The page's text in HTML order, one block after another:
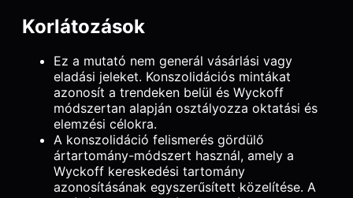
Korlátozások
Ez a mutató nem generál vásárlási vagy
eladási jeleket. Konszolidációs mintákat
azonosít a trendeken belül és Wyckoff
módszertan alapján osztályozza oktatási és
elemzési célokra.
A konszolidáció felismerés gördülő
ártartomány-módszert használ, amely a
Wyckoff kereskedési tartomány
azonosításának egyszerűsített közelítése. A